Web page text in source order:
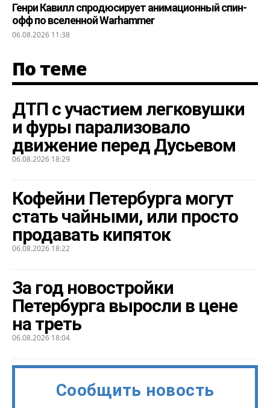
Генри Кавилл спродюсирует анимационный спин-
офф по вселенной Warhammer
06.08.2026 11:38
По теме
ДТП с участием легковушки
и фуры парализовало
движение перед Дусьевом
06.08.2026 18:29
Кофейни Петербурга могут
стать чайными, или просто
продавать кипяток
06.08.2026 18:22
За год новостройки
Петербурга выросли в цене
на треть
06.08.2026 18:04
Сообщить новость